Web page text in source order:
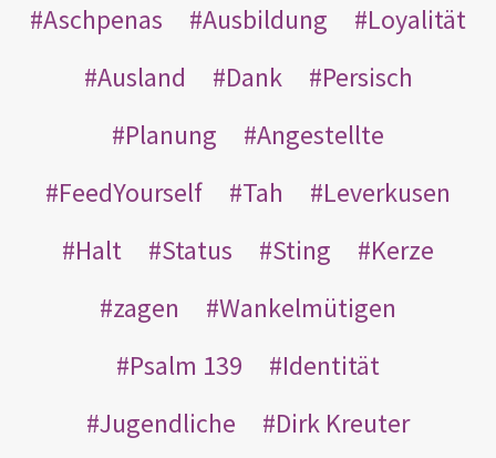
Aschpenas
Ausbildung
Loyalität
Ausland
Dank
Persisch
Planung
Angestellte
FeedYourself
Tah
Leverkusen
Halt
Status Sting
Kerze
zagen
Wankelmütigen
Psalm 139
Identität
Jugendliche
Dirk Kreuter